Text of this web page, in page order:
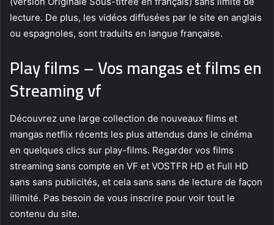
lecture. De plus, les vidéos diffusées par le site en anglais
ou espagnoles, sont traduits en langue française.
Play films – Vos mangas et films en
Streamingvf
Découvrez une large collection de nouveaux films et
mangas netflix récents les plus attendus dans le cinéma
en quelques clics sur play-films. Regarder vos films
streaming sans compte en VF et VOSTFR HD et Full HD
sans sans publicités, et cela sans sans de lecture de façon
illimité. Pas besoin de vous inscrire pour voir tout le
contenu du site.